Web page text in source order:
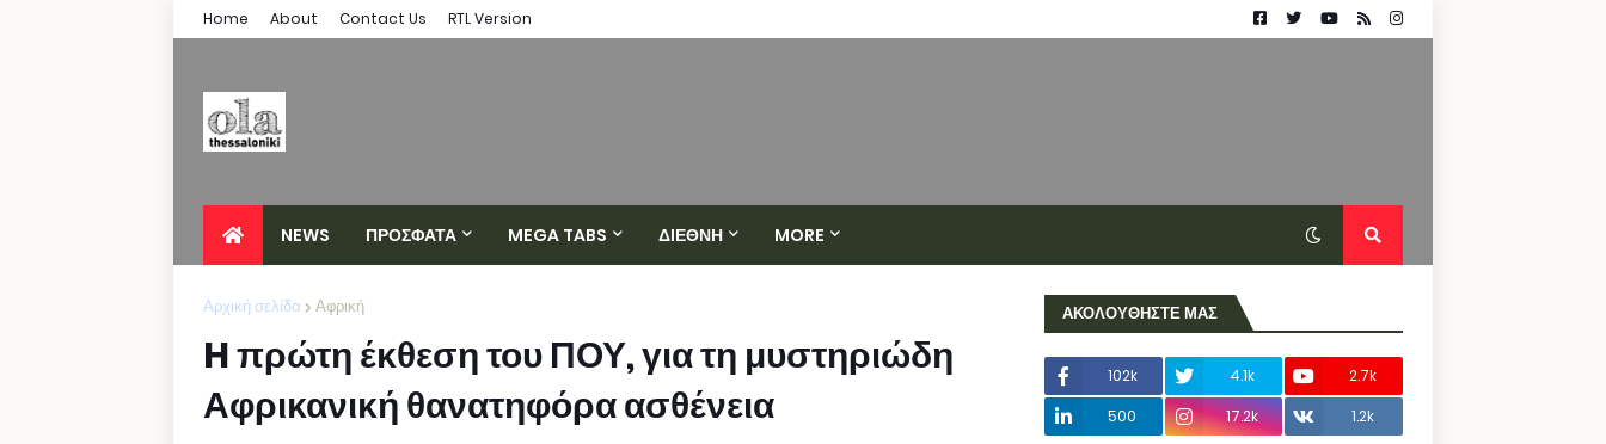
Home About Contact Us RTL Version
NEWS ΠΡΟΣΦΑΤΑ MEGA TABS ΔΙΕΘΝΗ MORE
Αρχική σελίδα Αφρική
H πρώτη έκθεση του ΠΟΥ, για τη μυστηριώδη
Αφρικανική θανατηφόρα ασθένεια
ΑΚΟΛΟΥΘΗΣΤΕ ΜΑΣ
102k 4.1k
2.7k
500
17.2k 1.2k